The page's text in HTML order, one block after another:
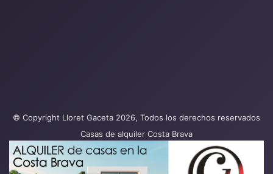
© Copyright Lloret Gaceta 2026, Todos los derechos reservados
Casas de alquiler Costa Brava